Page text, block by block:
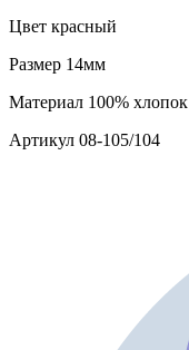
Цвет красный
Размер 14мм
Материал 100% хлопок
Артикул 08-105/104